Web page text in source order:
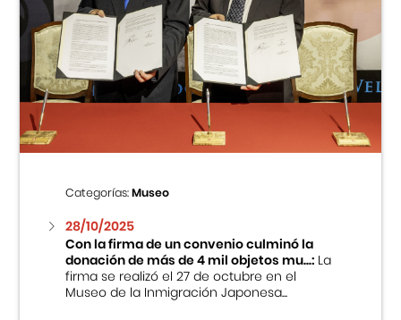
Categorías:Museo
28/10/2025
Con la firma de un convenio culminó la
donación de más de 4 mil objetos mu...:La
firma se realizó el 27 de octubre en el
Museo de la Inmigración Japonesa...